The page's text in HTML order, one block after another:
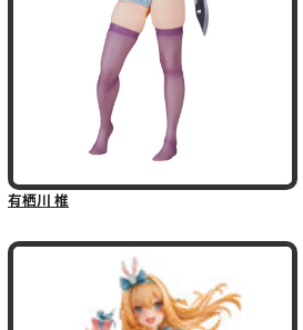
有栖川 椎